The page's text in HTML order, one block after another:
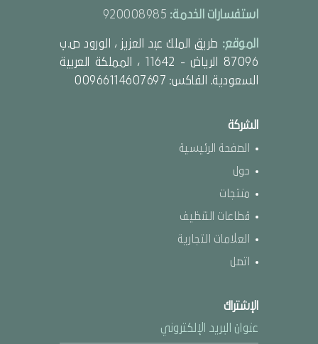
استفسارات الخدمة: 920008985
الموقع: طريق الملك عبد العزيز ، الورود ص.ب
87096 الرياض - 11642 ، المملكة العربية
السعودية. الفاكس: 00966114607697
الشركة
الصفحة الرئيسية
حول
منتجات
قطاعات التنظيف
العلامات التجارية
اتصل
الإشتراك
عنوان البريد الإلكتروني